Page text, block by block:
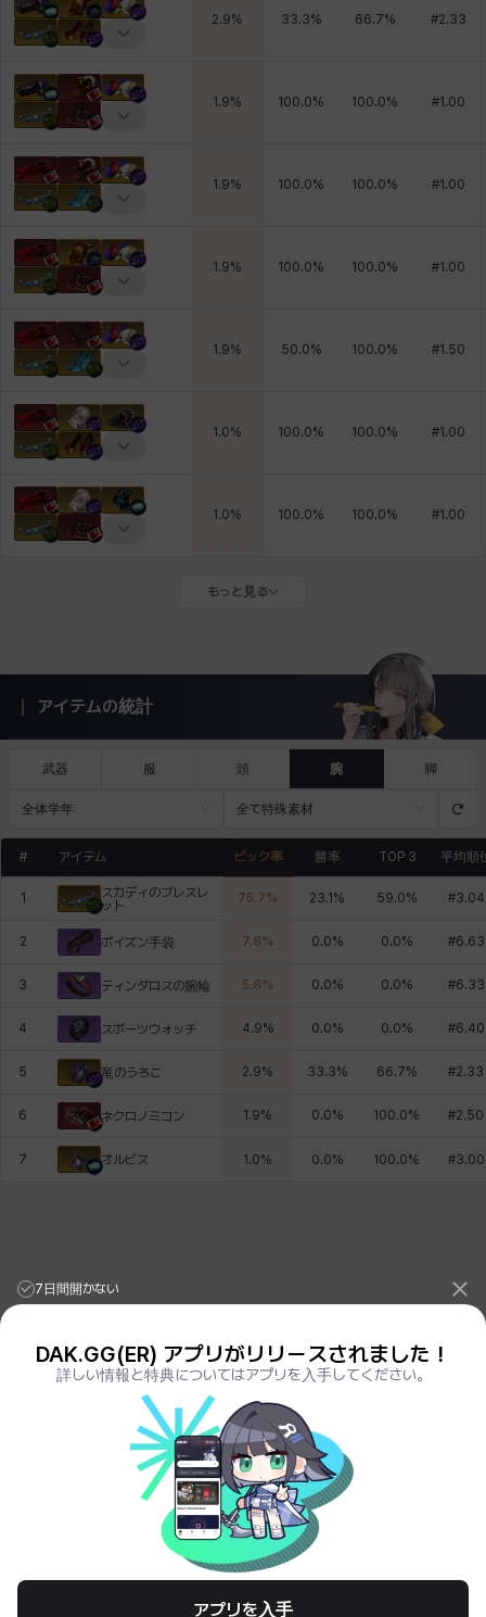
2.9% 33.3% 66.7% #2.33
1.9% 100.0% 100.0% #1.00
1.9% 100.0% 100.0% #1.00
1.9% 100.0% 100.0% #1.00
1.9% 50.0% 100.0% #1.50
1.0% 100.0% 100.0% #1.00
1.0% 100.0% 100.0% #1.00
もっと見る
アイテムの統計
武器 服 頭 腕 脚
全体学年 全て特殊素材
# アイテム ピック率 勝率 TOP 3 平均順
1
スカディのブレスレ
ット
75.7% 23.1 % 59.0% #3.04
2 ポイズン手袋 7.8% 0.0% 0.0% #6.63
3 ティンダロスの腕輪 5.8% 0.0% 0.0% #6.33
4 スポーツウォッチ 4.9% 0.0% 0.0% #6.40
5 竜のうろこ 2.9% 33.3% 66.7% #2.33
6 ネクロノミコン 1.9% 0.0% 100.0% #2.50
7 オルビス 1.0% 0.0% 100.0% #3.00
League of Legends Stats PORO.GG
Teamfight Tactics Stats
LOLCHESS.GG
VALORANT.DAK.GG
PUBG.DAK.GG
Eternal Return StatsER.DAK.GG
Genshin Impact Stats
GENSHIN.DAK.GG
DEADLOCK.DAK.GG
Terms of Service Privacy Notice
7日間開かない
DAK.GG(ER) アプリがリリースされました！
詳しい情報と特典についてはアプリを入手してください。
アプリを入手